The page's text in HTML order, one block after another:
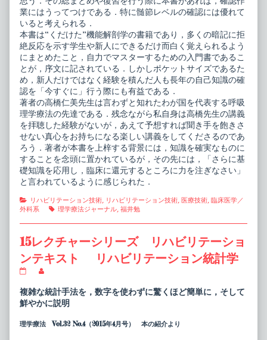
業にはうってつけである．特に髄節レベルの確認には優れて
いると考えられる．
本書は“くだけた”機能解剖学の書籍であり，多くの暗記に拒
絶反応を示す学生や新人にできるだけ而白く覚えられるよう
にまとめたこと，自力でマスターするための入門書であるこ
とが，序文に記されている．しかしポケットサイズであるた
め，新人だけではなく経験を積んだ人も長年の自己知識の確
認を「今すぐに」行う際にも有益である．
著者の高橋仁美先生は言わずと知れたわが国を代表する呼吸
理学療法の先達である．残念ながら私自身は高橋先生の講義
を拝聴した経験がないが，あえて予想すれば聞き手を飽きさ
せない真心をお持ちになる楽しい講義をしてくださるのであ
ろう．著者が本書を上梓する背景には，知識を確実なものに
することを念頭に置かれているが，その先には，「さらに基
礎知識を応用し，臨床に還元するところに力を注ぎなさい」
と言われているように感じられた．
Categories
リハビリテーション技術, リハビリテーション技術, 医療技術, 臨床医学／
外科系
Tags
理学療法ジャーナル, 福井勉
15レクチャーシリーズ リハビリテーショ
ンテキスト リハビリテーション統計学
ク
チ
ャ
シ
posts
by
the
of
複雑な統計手法を，数字を使わずに驚くほど簡単に，そして
鮮やかに説明
理学療法 Vol.32 No.4（2015年4月号） 本の紹介より